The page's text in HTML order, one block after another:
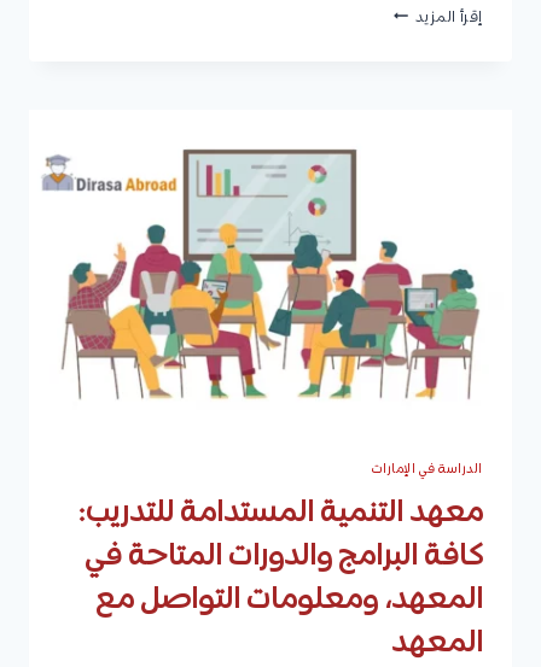
إقرأ المزيد طب
طبيب
الأسنان
في
الإمارات
الدراسة في الإمارات
معهد التنمية المستدامة للتدريب:
كافة البرامج والدورات المتاحة في
المعهد، ومعلومات التواصل مع
المعهد